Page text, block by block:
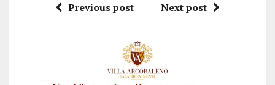
Previous post Next post